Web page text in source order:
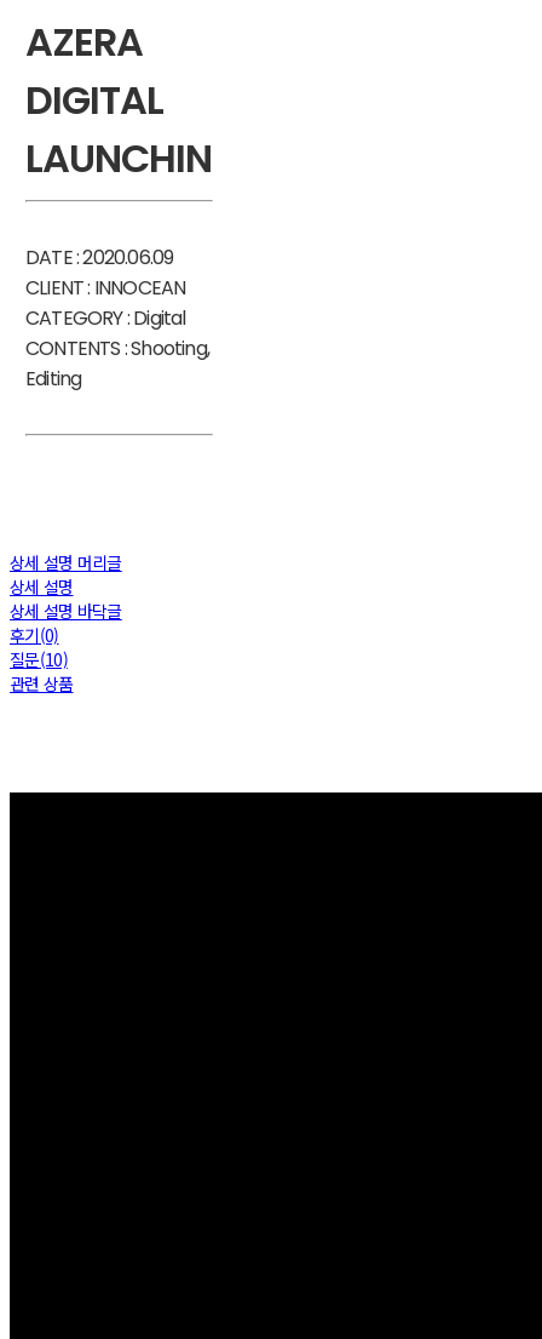
AZERA
DIGITAL
LAUNCHING
DATE : 2020.06.09
CLIENT : INNOCEAN
CATEGORY : Digital
CONTENTS : Shooting,
Editing
상세 설명 머리글
상세 설명
상세 설명 바닥글
후기(0)
질문(10)
관련 상품